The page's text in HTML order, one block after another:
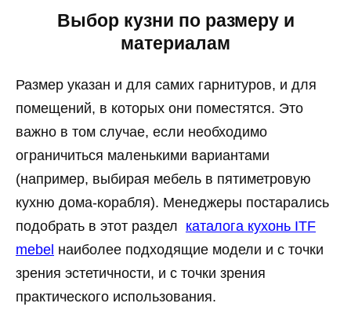
Выбор кузни по размеру и
материалам
Размер указан и для самих гарнитуров, и для
помещений, в которых они поместятся. Это
важно в том случае, если необходимо
ограничиться маленькими вариантами
(например, выбирая мебель в пятиметровую
кухню дома-корабля). Менеджеры постарались
подобрать в этот раздел каталога кухонь ITF
mebel наиболее подходящие модели и с точки
зрения эстетичности, и с точки зрения
практического использования.